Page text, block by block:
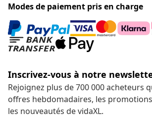
Modes de paiement pris en charge
Inscrivez-vous à notre
Rejoignez plus de 700 000 acheteurs
offres hebdomadaires, les
les nouveautés de vidaXL.